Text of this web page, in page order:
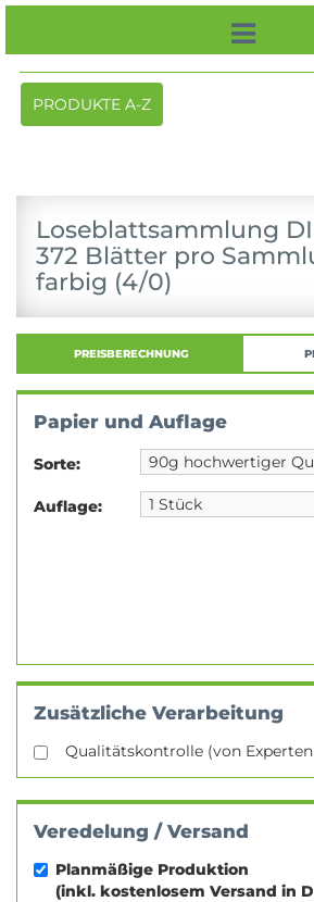
Toggle
navigation
PRODUKTE A-Z
Loseblattsammlung
372 Blätter pro
farbig (4/0)
PREISBERECHNUNG
Papier und Auflage
Sorte:
Auflage:
Zusätzliche Verarbeitung
Qualitätskontrolle (von
Veredelung / Versand
Planmäßige Produktion
(inkl. kostenlosem Versand in